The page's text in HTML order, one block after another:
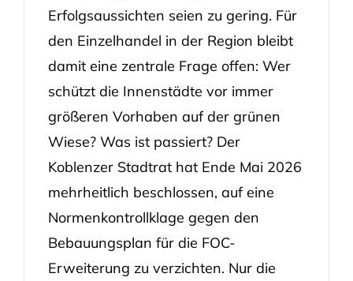
Erfolgsaussichten seien zu gering. Für
den Einzelhandel in der Region bleibt
damit eine zentrale Frage offen: Wer
schützt die Innenstädte vor immer
größeren Vorhaben auf der grünen
Wiese? Was ist passiert? Der
Koblenzer Stadtrat hat Ende Mai 2026
mehrheitlich beschlossen, auf eine
Normenkontrollklage gegen den
Bebauungsplan für die FOC-
Erweiterung zu verzichten. Nur die